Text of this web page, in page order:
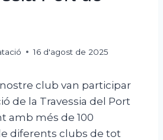
16 d'agost de 2025
club van participar
de la Travessia del Port
amb més de 100
diferents clubs de tot